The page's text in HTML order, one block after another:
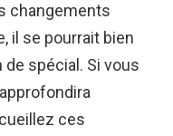
changements
il se pourrait bien
de spécial. Si vous
ces